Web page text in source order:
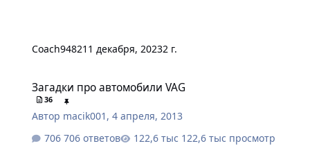
Coach948211 декабря, 20232 г.
Загадки про автомобили VAG
36
Автор macik001 ,4 апреля, 2013
706 ответов
122,6 тыс просмотр